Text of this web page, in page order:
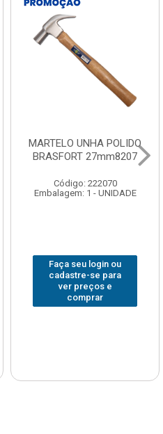
MARTELO UNHA POLIDO
BRASFORT 27mm8207
Código: 222070
Embalagem: 1 - UNIDADE
Faça seu login ou
cadastre-se para
ver preços e
comprar